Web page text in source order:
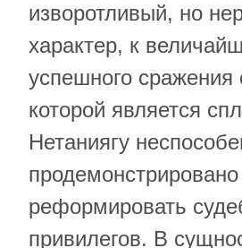
изворотливый, но
характер, к
успешного сражения
которой является
Нетаниягу
реформировать
привилегов. В